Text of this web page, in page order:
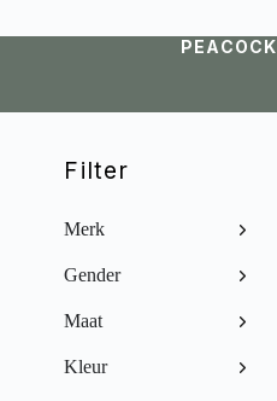
PEACOCK
Filter
Merk
Gender
Maat
Kleur